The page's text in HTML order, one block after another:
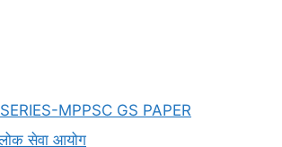
MPPSC GS PAPER
सेवा आयोग